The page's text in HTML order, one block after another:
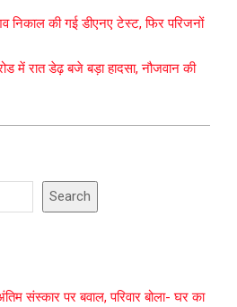
निकाल की गई डीएनए टेस्ट, फिर परिजनों
में रात डेढ़ बजे बड़ा हादसा, नौजवान की
Search
संस्कार पर बवाल, परिवार बोला- घर का